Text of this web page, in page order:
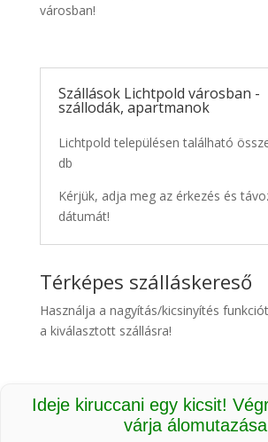
városban!
Szállások Lichtpold városban -
szállodák, apartmanok
Lichtpold településen található
db
Kérjük, adja meg az érkezés és
dátumát!
Térképes szálláskereső
Használja a nagyítás/kicsinyítés
a kiválasztott szállásra!
Ideje kiruccani egy kicsit!
várja